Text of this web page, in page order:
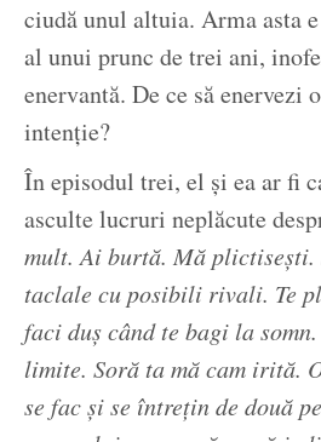
ciudă unul altuia. Arma asta
al unui prunc de trei ani,
enervantă. De ce să enervezi
intenție?
În episodul trei, el și ea ar fi
asculte lucruri neplăcute
mult. Ai burtă. Mă plictisești.
taclale cu posibili rivali. Te
faci duș când te bagi la
limite. Soră ta mă cam irită.
se fac și se întrețin de două